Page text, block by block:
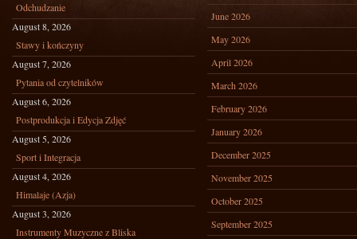
Odchudzanie
August 8, 2026
Stawy i kończyny
August 7, 2026
Pytania od czytelników
August 6, 2026
Postprodukcja i Edycja Zdjęć
August 5, 2026
Sport i Integracja
August 4, 2026
Himalaje (Azja)
August 3, 2026
Instrumenty Muzyczne z Bliska
June 2026
May 2026
April 2026
March 2026
February 2026
January 2026
December 2025
November 2025
October 2025
September 2025